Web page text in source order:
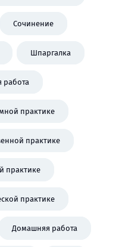
Сочинение
Шпаргалка
работа
практике
практике
практике
практике
Домашняя работа